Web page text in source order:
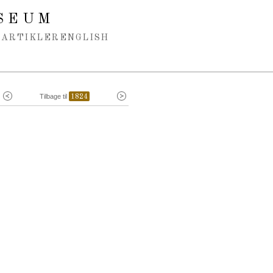
ENGLISH
Tilbage til 1824